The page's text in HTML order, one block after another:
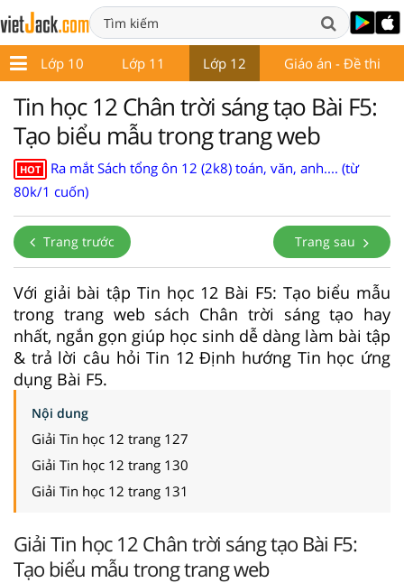
Lớp 10 Lớp 11 Lớp 12 Giáo án - Đề thi
Tin học 12 Chân trời sáng tạo Bài F5:
Tạo biểu mẫu trong trang web
HOT
Ra mắt Sách tổng ôn 12 (2k8) toán, văn, anh.... (từ
80k/1 cuốn)
Trang trước Trang sau
Với giải bài tập Tin học 12 Bài F5: Tạo biểu mẫu
trong trang web sách Chân trời sáng tạo hay
nhất, ngắn gọn giúp học sinh dễ dàng làm bài tập
& trả lời câu hỏi Tin 12 Định hướng Tin học ứng
dụng Bài F5.
Nội dung
Giải Tin học 12 trang 127
Giải Tin học 12 trang 130
Giải Tin học 12 trang 131
Giải Tin học 12 Chân trời sáng tạo Bài F5:
Tạo biểu mẫu trong trang web